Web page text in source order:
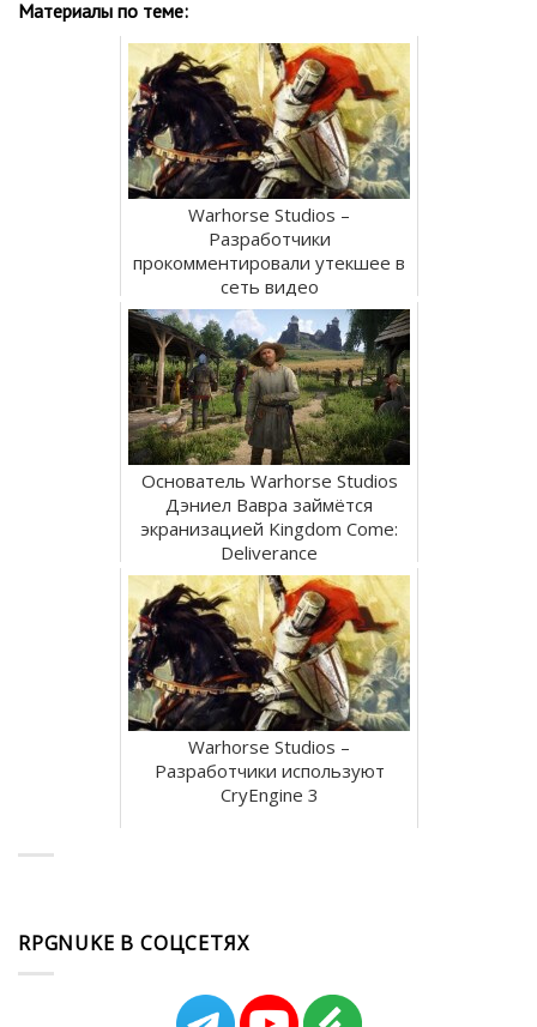
Материалы по теме:
Warhorse Studios –
Разработчики
прокомментировали утекшее в
сеть видео
Основатель Warhorse Studios
Дэниел Вавра займётся
экранизацией Kingdom Come:
Deliverance
Warhorse Studios –
Разработчики используют
CryEngine 3
RPGNUKE В СОЦСЕТЯХ